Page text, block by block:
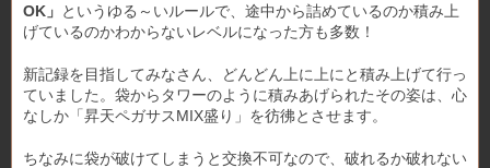
OK」 というゆる～いルールで、途中から詰めているのか積み上
げているのかわからないレベルになった方も多数！
新記録を目指してみなさん、どんどん上に上にと積み上げて行っ
ていました。袋からタワーのように積みあげられたその姿は、心
なしか「昇天ペガサスMIX盛り」を彷彿とさせます。
ちなみに袋が破けてしまうと交換不可なので、破れるか破れない